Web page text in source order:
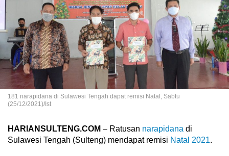
181 narapidana di Sulawesi Tengah dapat remisi Natal, Sabtu
(25/12/2021)/Ist
HARIANSULTENG.COM – Ratusan narapidana di
Sulawesi Tengah (Sulteng) mendapat remisi Natal 2021.